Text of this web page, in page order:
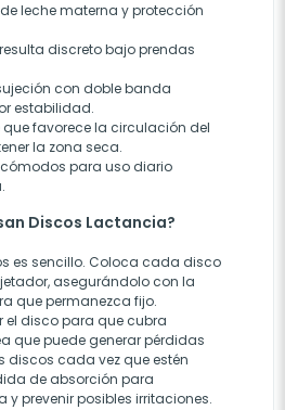
leche materna y protección
discreto bajo prendas
con doble banda
estabilidad.
favorece la circulación del
la zona seca.
para uso diario
Discos Lactancia?
es sencillo. Coloca cada disco
asegurándolo con la
que permanezca fijo.
el disco para que cubra
que puede generar pérdidas
discos cada vez que estén
de absorción para
y prevenir posibles irritaciones.